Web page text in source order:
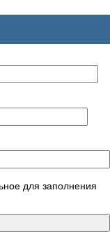
для заполнения